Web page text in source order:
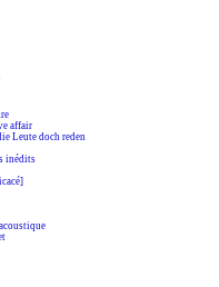
affair
Leute doch reden
inédits